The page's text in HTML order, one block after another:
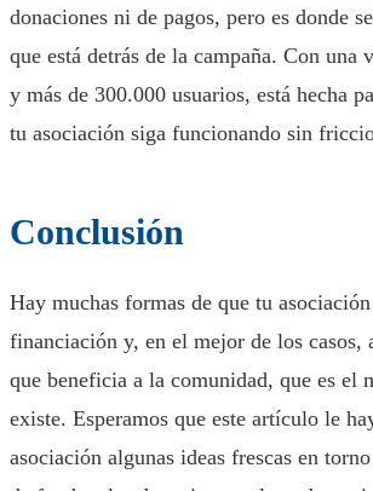
donaciones ni de pagos, pero es donde
que está detrás de la campaña. Con una
y más de 300.000 usuarios, está hecha
tu asociación siga funcionando sin
Conclusión
Hay muchas formas de que tu
financiación y, en el mejor de los casos,
que beneficia a la comunidad, que es el
existe. Esperamos que este artículo le
asociación algunas ideas frescas en